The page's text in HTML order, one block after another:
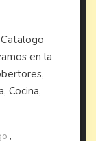
en la
Cocina,
,